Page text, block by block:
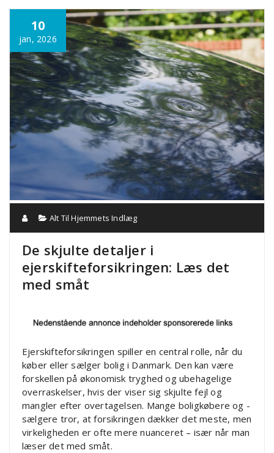
10
jan, 2026
Annonce
Alt Til Hjemmets Indlæg
De skjulte detaljer i
ejerskifteforsikringen: Læs det
med småt
Ejerskifteforsikringen spiller en central rolle, når du
køber eller sælger bolig i Danmark. Den kan være
forskellen på økonomisk tryghed og ubehagelige
overraskelser, hvis der viser sig skjulte fejl og
mangler efter overtagelsen. Mange boligkøbere og -
sælgere tror, at forsikringen dækker det meste, men
virkeligheden er ofte mere nuanceret – især når man
læser det med småt.